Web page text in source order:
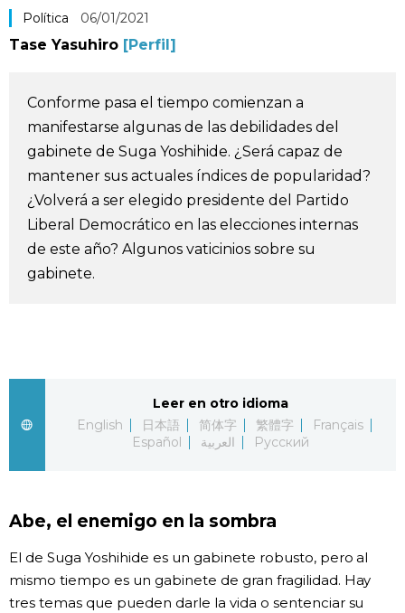
Vida
Vídeos e imágenes
En profundidad
Más
Noticias
Fragmentos de Japón
Gente
Tokio
Avisos
Política 06/01/2021
Tase Yasuhiro [Perfil]
Conforme pasa el tiempo comienzan a
manifestarse algunas de las debilidades del
gabinete de Suga Yoshihide. ¿Será capaz de
mantener sus actuales índices de popularidad?
¿Volverá a ser elegido presidente del Partido
Liberal Democrático en las elecciones internas
de este año? Algunos vaticinios sobre su
gabinete.
Leer en otro idioma
English
日本語 简体字 繁體字
Français
Español
العربية Русский
Abe, el enemigo en la sombra
El de Suga Yoshihide es un gabinete robusto, pero al
mismo tiempo es un gabinete de gran fragilidad. Hay
tres temas que pueden darle la vida o sentenciar su